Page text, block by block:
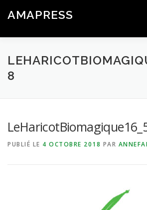
AMAPRESS
8
PUBLIÉ LE 4 OCTOBRE 2018 PAR